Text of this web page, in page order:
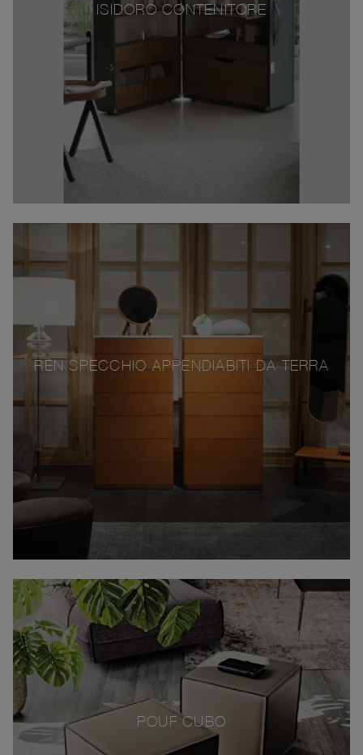
ISIDORO CONTENITORE
REN SPECCHIO APPENDIABITI DA TERRA
POUF CUBO